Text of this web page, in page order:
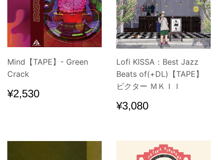
Mind【TAPE】- Green
Crack
通
常
¥2,530
Lofi KISSA：Best Jazz
Beats of(+DL)【TAPE】
ビクター ＭＫＩＩ
通
常
格
¥3,080